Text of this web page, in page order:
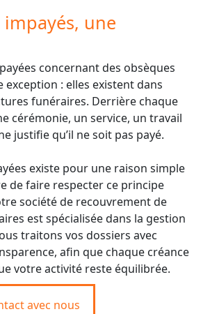
une
concernant des obsèques
exception : elles existent dans
funéraires. Derrière chaque
cérémonie, un service, un travail
justifie qu’il ne soit pas payé.
existe pour une raison simple
de faire respecter ce principe
société de recouvrement de
est spécialisée dans la gestion
traitons vos dossiers avec
afin que chaque créance
votre activité reste équilibrée.
avec nous